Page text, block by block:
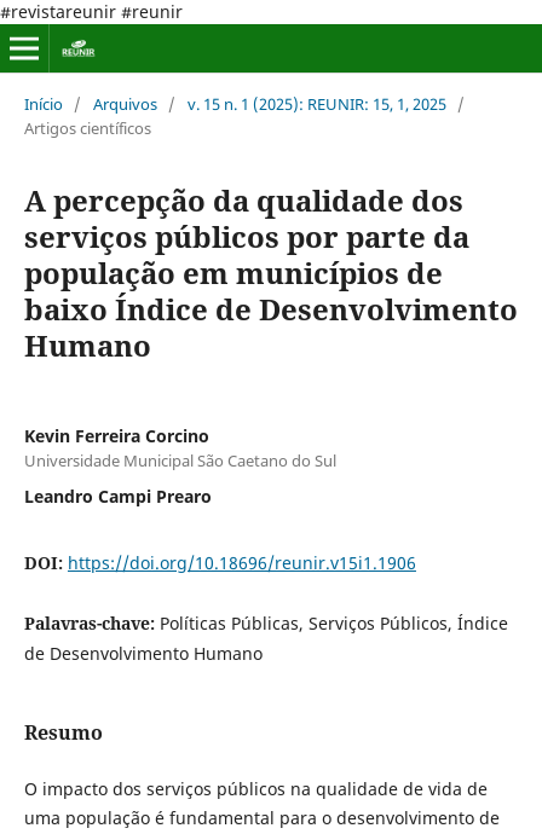
#revistareunir #reunir
Início / Arquivos / v. 15 n. 1 (2025): REUNIR: 15, 1, 2025 /
Artigos científicos
A percepção da qualidade dos
serviços públicos por parte da
população em municípios de
baixo Índice de Desenvolvimento
Humano
Kevin Ferreira Corcino
Universidade Municipal São Caetano do Sul
Leandro Campi Prearo
DOI: https://doi.org/10.18696/reunir.v15i1.1906
Palavras-chave: Políticas Públicas, Serviços Públicos, Índice
de Desenvolvimento Humano
Resumo
O impacto dos serviços públicos na qualidade de vida de
uma população é fundamental para o desenvolvimento de